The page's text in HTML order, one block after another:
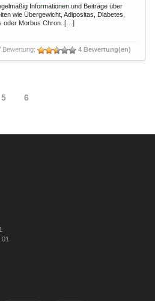
Informationen und Beiträge über
wie Übergewicht, Adipositas, Diabetes,
oder Morbus Chron. […]
Bewertung: 4 Bewertung(en)
5 6